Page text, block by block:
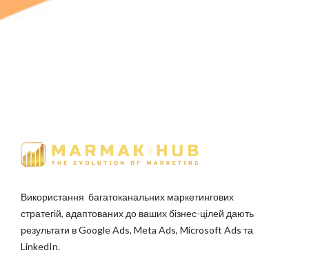
Використання багатоканальних маркетингових
стратегій, адаптованих до ваших бізнес-цілей дають
результати в Google Ads, Meta Ads, Microsoft Ads та
LinkedIn.